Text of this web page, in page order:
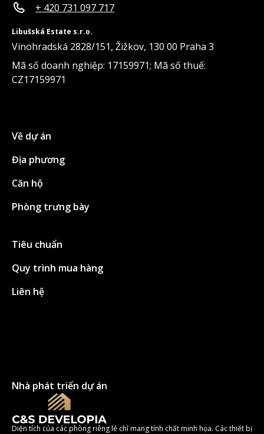
+ 420 731 097 717
Libušská Estate s.r.o.
Vinohradská 2828/151, Žižkov, 130 00 Praha 3
Mã số doanh nghiệp: 17159971; Mã số thuế:
CZ17159971
Về dự án
Địa phương
Căn hộ
Phòng trưng bày
Tiêu chuẩn
Quy trình mua hàng
Liên hệ
Diện tích của các phòng riêng lẻ chỉ mang tính chất minh họa. Các thiết bị
Nhà phát triển dự án